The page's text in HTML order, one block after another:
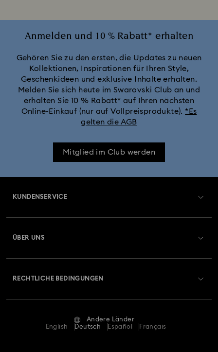
Anmelden und 10 % Rabatt* erhalten
Gehören Sie zu den ersten, die Updates zu neuen
Kollektionen, Inspirationen für Ihren Style,
Geschenkideen und exklusive Inhalte erhalten.
Melden Sie sich heute im Swarovski Club an und
erhalten Sie 10 % Rabatt* auf Ihren nächsten
Online-Einkauf (nur auf Vollpreisprodukte). *Es
gelten die AGB
Mitglied im Club werden
KUNDENSERVICE
ÜBER UNS
RECHTLICHE BEDINGUNGEN
Andere Länder
English
Deutsch Español Français